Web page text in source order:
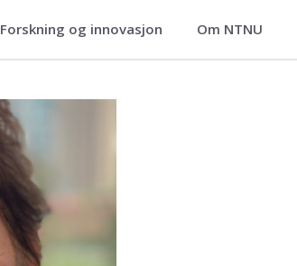
Forskning og innovasjon Om NTNU